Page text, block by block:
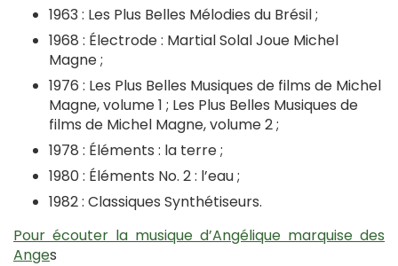
1963 : Les Plus Belles Mélodies du Brésil ;
1968 : Électrode : Martial Solal Joue Michel
Magne ;
1976 : Les Plus Belles Musiques de films de Michel
Magne, volume 1 ; Les Plus Belles Musiques de
films de Michel Magne, volume 2 ;
1978 : Éléments : la terre ;
1980 : Éléments No. 2 : l’eau ;
1982 : Classiques Synthétiseurs.
Pour écouter la musique d’Angélique marquise des
Anges